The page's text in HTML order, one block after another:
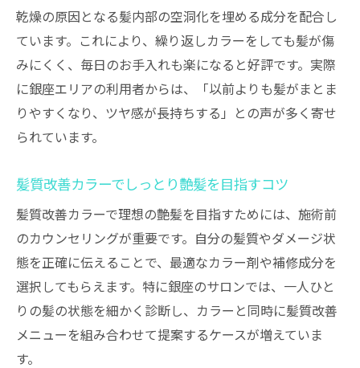
乾燥の原因となる髪内部の空洞化を埋める成分を配合し
ています。これにより、繰り返しカラーをしても髪が傷
みにくく、毎日のお手入れも楽になると好評です。実際
に銀座エリアの利用者からは、「以前よりも髪がまとま
りやすくなり、ツヤ感が長持ちする」との声が多く寄せ
られています。
髪質改善カラーでしっとり艶髪を目指すコツ
髪質改善カラーで理想の艶髪を目指すためには、施術前
のカウンセリングが重要です。自分の髪質やダメージ状
態を正確に伝えることで、最適なカラー剤や補修成分を
選択してもらえます。特に銀座のサロンでは、一人ひと
りの髪の状態を細かく診断し、カラーと同時に髪質改善
メニューを組み合わせて提案するケースが増えていま
す。